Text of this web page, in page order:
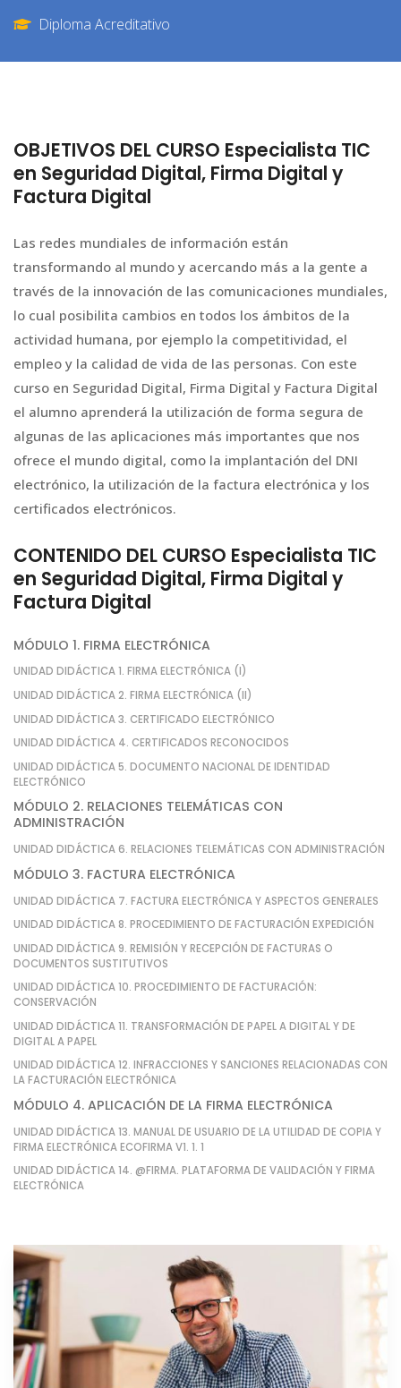
Diploma Acreditativo
OBJETIVOS DEL CURSO Especialista TIC
en Seguridad Digital, Firma Digital y
Factura Digital
Las redes mundiales de información están
transformando al mundo y acercando más a la gente a
través de la innovación de las comunicaciones mundiales,
lo cual posibilita cambios en todos los ámbitos de la
actividad humana, por ejemplo la competitividad, el
empleo y la calidad de vida de las personas. Con este
curso en Seguridad Digital, Firma Digital y Factura Digital
el alumno aprenderá la utilización de forma segura de
algunas de las aplicaciones más importantes que nos
ofrece el mundo digital, como la implantación del DNI
electrónico, la utilización de la factura electrónica y los
certificados electrónicos.
CONTENIDO DEL CURSO Especialista TIC
en Seguridad Digital, Firma Digital y
Factura Digital
MÓDULO 1. FIRMA ELECTRÓNICA
UNIDAD DIDÁCTICA 1. FIRMA ELECTRÓNICA (I)
UNIDAD DIDÁCTICA 2. FIRMA ELECTRÓNICA (II)
UNIDAD DIDÁCTICA 3. CERTIFICADO ELECTRÓNICO
UNIDAD DIDÁCTICA 4. CERTIFICADOS RECONOCIDOS
UNIDAD DIDÁCTICA 5. DOCUMENTO NACIONAL DE IDENTIDAD
ELECTRÓNICO
MÓDULO 2. RELACIONES TELEMÁTICAS CON
ADMINISTRACIÓN
UNIDAD DIDÁCTICA 6. RELACIONES TELEMÁTICAS CON ADMINISTRACIÓN
MÓDULO 3. FACTURA ELECTRÓNICA
UNIDAD DIDÁCTICA 7. FACTURA ELECTRÓNICA Y ASPECTOS GENERALES
UNIDAD DIDÁCTICA 8. PROCEDIMIENTO DE FACTURACIÓN EXPEDICIÓN
UNIDAD DIDÁCTICA 9. REMISIÓN Y RECEPCIÓN DE FACTURAS O
DOCUMENTOS SUSTITUTIVOS
UNIDAD DIDÁCTICA 10. PROCEDIMIENTO DE FACTURACIÓN:
CONSERVACIÓN
UNIDAD DIDÁCTICA 11. TRANSFORMACIÓN DE PAPEL A DIGITAL Y DE
DIGITAL A PAPEL
UNIDAD DIDÁCTICA 12. INFRACCIONES Y SANCIONES RELACIONADAS CON
LA FACTURACIÓN ELECTRÓNICA
MÓDULO 4. APLICACIÓN DE LA FIRMA ELECTRÓNICA
UNIDAD DIDÁCTICA 13. MANUAL DE USUARIO DE LA UTILIDAD DE COPIA Y
FIRMA ELECTRÓNICA ECOFIRMA V1. 1. 1
UNIDAD DIDÁCTICA 14. @FIRMA. PLATAFORMA DE VALIDACIÓN Y FIRMA
ELECTRÓNICA